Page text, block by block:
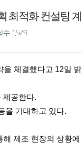
최적화 컨설팅
수 1,529
을 체결했다고 12일
제공한다.
을 기대하고 있다.
제조 현장의 상황